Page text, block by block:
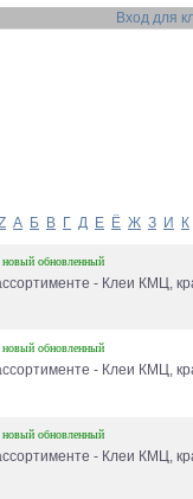
Вход для
А Б В Г Д Е Ё Ж З И К
новый обновленный
- Клеи КМЦ,
новый обновленный
- Клеи КМЦ,
новый обновленный
- Клеи КМЦ,